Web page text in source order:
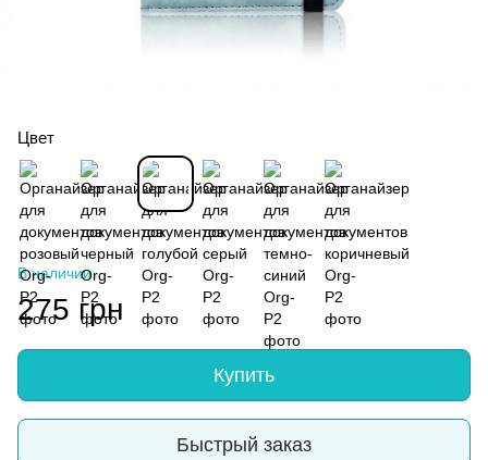
Цвет
В наличии
275 грн
Купить
Быстрый заказ